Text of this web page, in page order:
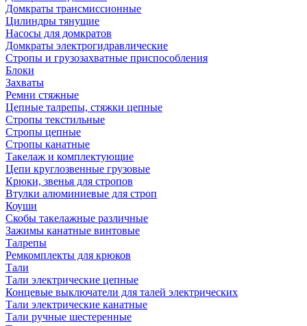
Домкраты трансмиссионные
Цилиндры тянущие
Насосы для домкратов
Домкраты электрогидравлические
Стропы и грузозахватные приспособления
Блоки
Захваты
Ремни стяжные
Цепные талрепы, стяжки цепные
Стропы текстильные
Стропы цепные
Стропы канатные
Такелаж и комплектующие
Цепи круглозвенные грузовые
Крюки, звенья для стропов
Втулки алюминиевые для строп
Коуши
Скобы такелажные различные
Зажимы канатные винтовые
Талрепы
Ремкомплекты для крюков
Тали
Тали электрические цепные
Концевые выключатели для талей электрических
Тали электрические канатные
Тали ручные шестеренные